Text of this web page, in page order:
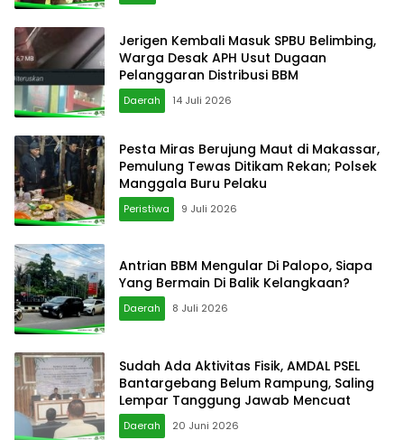
Jerigen Kembali Masuk SPBU Belimbing,
Warga Desak APH Usut Dugaan
Pelanggaran Distribusi BBM
Daerah 14 Juli 2026
Pesta Miras Berujung Maut di Makassar,
Pemulung Tewas Ditikam Rekan; Polsek
Manggala Buru Pelaku
Peristiwa 9 Juli 2026
Antrian BBM Mengular Di Palopo, Siapa
Yang Bermain Di Balik Kelangkaan?
Daerah 8 Juli 2026
Sudah Ada Aktivitas Fisik, AMDAL PSEL
Bantargebang Belum Rampung, Saling
Lempar Tanggung Jawab Mencuat
Daerah 20 Juni 2026